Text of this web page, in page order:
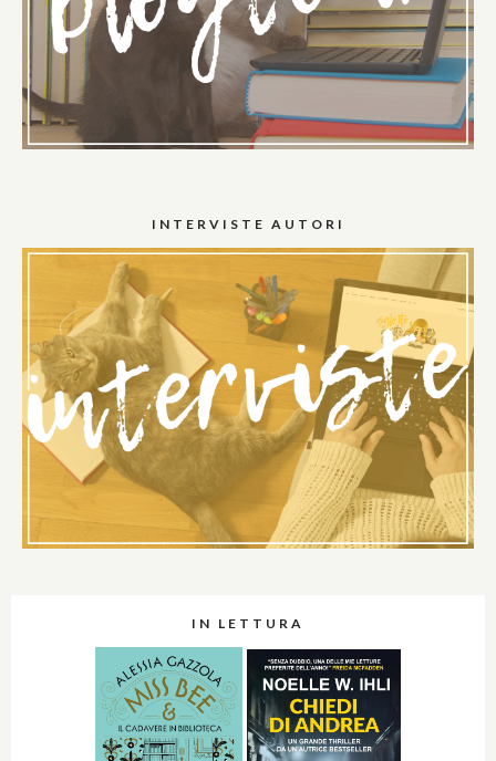
INTERVISTE AUTORI
IN LETTURA